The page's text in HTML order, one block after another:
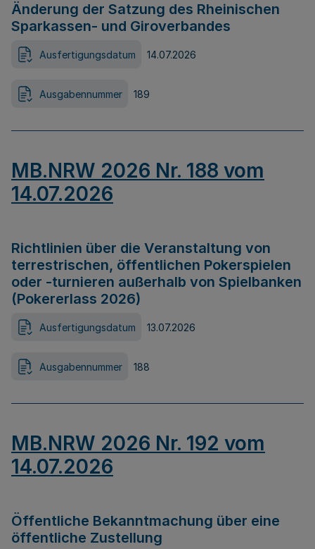
Änderung der Satzung des Rheinischen
Sparkassen- und Giroverbandes
Ausfertigungsdatum 14.07.2026
Ausgabennummer 189
MB.NRW 2026 Nr. 188 vom
14.07.2026
Richtlinien über die Veranstaltung von
terrestrischen, öffentlichen Pokerspielen
oder -turnieren außerhalb von Spielbanken
(Pokererlass 2026)
Ausfertigungsdatum 13.07.2026
Ausgabennummer 188
MB.NRW 2026 Nr. 192 vom
14.07.2026
Öffentliche Bekanntmachung über eine
öffentliche Zustellung